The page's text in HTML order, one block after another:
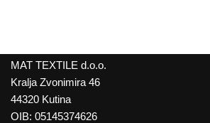
MAT TEXTILE d.o.o.
Kralja Zvonimira 46
44320 Kutina
OIB: 05145374626